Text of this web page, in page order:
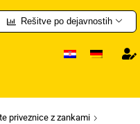
Rešitve po dejavnostih
priveznice z zankami